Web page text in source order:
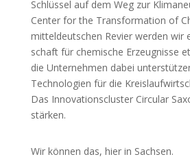
Schlüssel auf dem Weg zur
Center for the Trans­for­mation of
mittel­deut­schen Revier werden wir
schaft für chemische Erzeug­nisse
die Unter­nehmen dabei
Tech­no­logien für die
Das Inno­va­ti­ons­cluster Circular
stärken.
Wir können das, hier in Sachsen.